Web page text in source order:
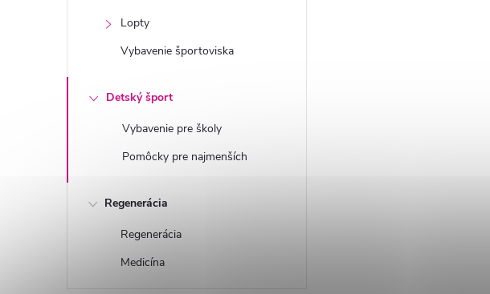
Lopty
Vybavenie športoviska
Detský šport
Vybavenie pre školy
Pomôcky pre najmenších
Regenerácia
Regenerácia
Medicína